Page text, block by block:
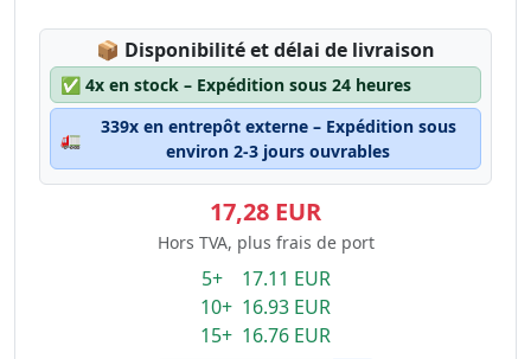
📦 Lagerstatus:
Disponibilité et délai de livraison
✅ 4x en stock – Expédition sous 24 heures
🚛
339x en entrepôt externe – Expédition sous
environ 2-3 jours ouvrables
17,28 EUR
Hors TVA, plus frais de port
5+ 17.11 EUR
10+ 16.93 EUR
15+ 16.76 EUR